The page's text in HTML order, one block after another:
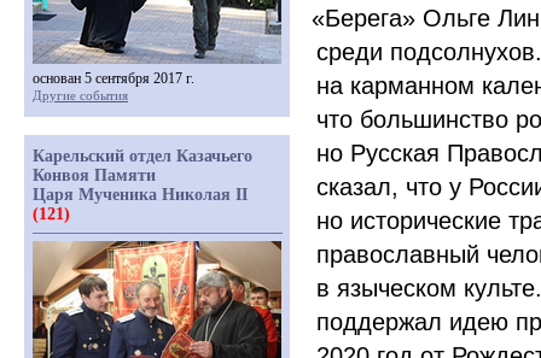
«Берега» Ольге
среди
на карманном
что большинство
но Русская
сказал, что у
но исторические
православный
в языческом
поддержал идею
основан 5 сентября 2017 г.
Другие события
Карельский отдел Казачьего
Конвоя Памяти
Царя Мученика Николая II
(121)